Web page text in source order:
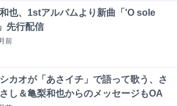
也、1stアルバムより新曲「'O sole
先行配信
前
カオが「あさイチ」で語って歌う、さ
し＆亀梨和也からのメッセージもOA